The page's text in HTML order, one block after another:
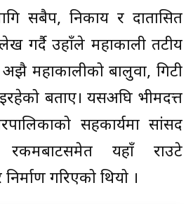
सबैपक्ष, निकाय र दातासित
गर्दै उहाँले महाकाली तटीय
अझै महाकालीको बालुवा, गिटी
बताए। यसअघि भीमदत्त
सहकार्यमा सांसद
यहाँ राउटे
गरिएको थियो ।